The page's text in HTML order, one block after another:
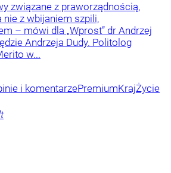
związane z praworządnością,
z wbijaniem szpili,
– mówi dla „Wprost” dr Andrzej
Andrzeja Dudy. Politolog
w...
i komentarzePremiumKrajŻycie